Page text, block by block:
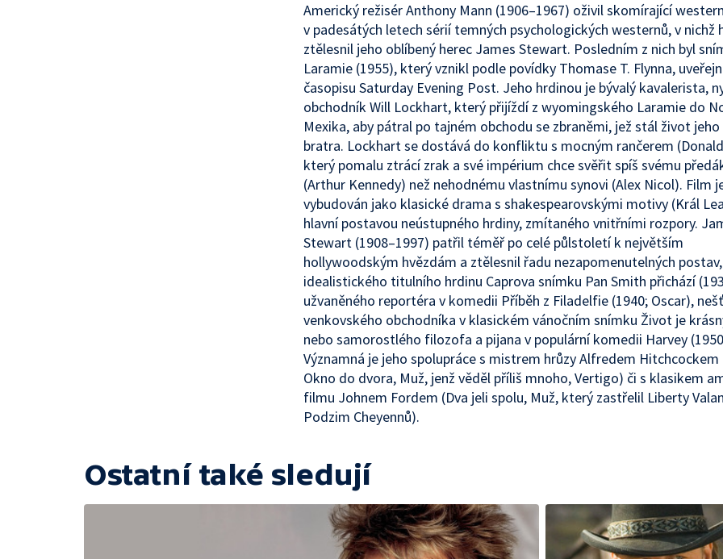
Americký režisér Anthony Mann (1906–1967) oživil skomírající
v padesátých letech sérií temných psychologických westernů, v nichž
ztělesnil jeho oblíbený herec James Stewart. Posledním z nich byl
Laramie (1955), který vznikl podle povídky Thomase T. Flynna,
časopisu Saturday Evening Post. Jeho hrdinou je bývalý kavalerista,
obchodník Will Lockhart, který přijíždí z wyomingského Laramie do
Mexika, aby pátral po tajném obchodu se zbraněmi, jež stál život
bratra. Lockhart se dostává do konfliktu s mocným rančerem
který pomalu ztrácí zrak a své impérium chce svěřit spíš svému
(Arthur Kennedy) než nehodnému vlastnímu synovi (Alex Nicol). Film
vybudován jako klasické drama s shakespearovskými motivy (Král
hlavní postavou neústupného hrdiny, zmítaného vnitřními rozpory.
Stewart (1908–1997) patřil téměř po celé půlstoletí k největším
hollywoodským hvězdám a ztělesnil řadu nezapomenutelných
idealistického titulního hrdinu Caprova snímku Pan Smith přichází
užvaněného reportéra v komedii Příběh z Filadelfie (1940; Oscar),
venkovského obchodníka v klasickém vánočním snímku Život je
nebo samorostlého filozofa a pijana v populární komedii Harvey
Významná je jeho spolupráce s mistrem hrůzy Alfredem Hitchcockem
Okno do dvora, Muž, jenž věděl příliš mnoho, Vertigo) či s klasikem
filmu Johnem Fordem (Dva jeli spolu, Muž, který zastřelil Liberty
Podzim Cheyennů).
Ostatní také sledují